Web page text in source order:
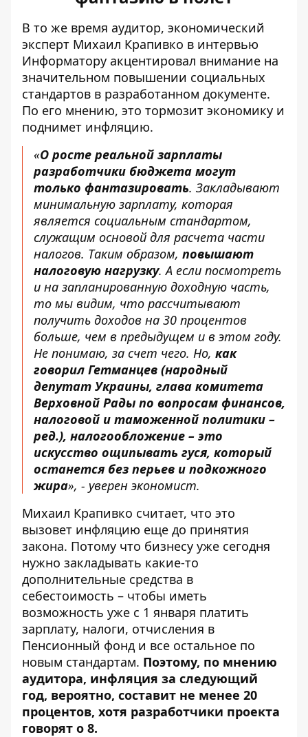
В то же время аудитор, экономический
эксперт Михаил Крапивко в интервью
Информатору акцентировал внимание на
значительном повышении социальных
стандартов в разработанном документе.
По его мнению, это тормозит экономику и
поднимет инфляцию.
«О росте реальной зарплаты
разработчики бюджета могут
только фантазировать. Закладывают
минимальную зарплату, которая
является социальным стандартом,
служащим основой для расчета части
налогов. Таким образом, повышают
налоговую нагрузку. А если посмотреть
и на запланированную доходную часть,
то мы видим, что рассчитывают
получить доходов на 30 процентов
больше, чем в предыдущем и в этом году.
Не понимаю, за счет чего. Но, как
говорил Гетманцев (народный
депутат Украины, глава комитета
Верховной Рады по вопросам финансов,
налоговой и таможенной политики –
ред.), налогообложение – это
искусство ощипывать гуся, который
останется без перьев и подкожного
жира», - уверен экономист.
Михаил Крапивко считает, что это
вызовет инфляцию еще до принятия
закона. Потому что бизнесу уже сегодня
нужно закладывать какие-то
дополнительные средства в
себестоимость – чтобы иметь
возможность уже с 1 января платить
зарплату, налоги, отчисления в
Пенсионный фонд и все остальное по
новым стандартам. Поэтому, по мнению
аудитора, инфляция за следующий
год, вероятно, составит не менее 20
процентов, хотя разработчики проекта
говорят о 8.